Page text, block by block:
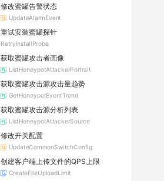
修改蜜罐告警状态
UpdateAlarmEvent
重试安装蜜罐探针
RetryInstallProbe
获取蜜罐攻击者画像
ListHoneypotAttackerPortrait
获取蜜罐攻击源攻击量趋势
GetHoneypotEventTrend
获取蜜罐攻击源分析列表
ListHoneypotAttackerSource
修改开关配置
UpdateCommonSwitchConfig
创建客户端上传文件的QPS上限
CreateFileUploadLimit